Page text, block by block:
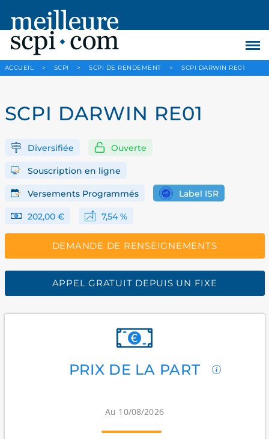
ACCUEIL > SCPI > SCPI DE RENDEMENT > SCPI DARWIN RE01
SCPI DARWIN RE01
Diversifiée Ouverte
Souscription en ligne
Versements Programmés Label ISR
202,00 € 7,54 %
DEMANDE DE RENSEIGNEMENTS
APPEL GRATUIT DEPUIS UN FIXE
PRIX DE LA PART
Au 10/08/2026